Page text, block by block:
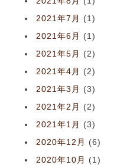
2021年7月
(1)
2021年6月
(1)
2021年5月
(2)
2021年4月
(2)
2021年3月
(3)
2021年2月
(2)
2021年1月
(3)
2020年12月
(6)
2020年10月
(1)